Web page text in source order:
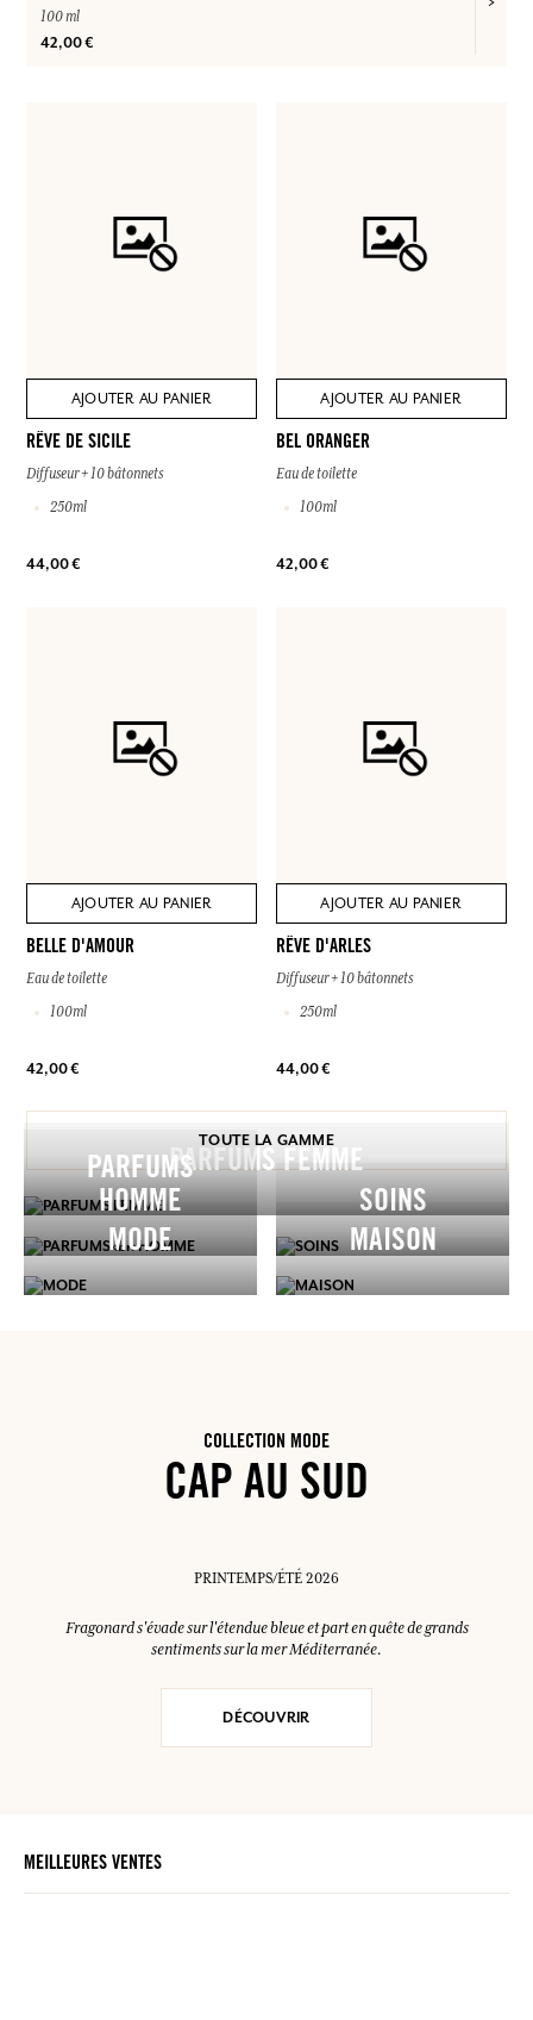
100 ml
42,00 €
AJOUTER AU PANIER
RÊVE DE SICILE
Diffuseur + 10 bâtonnets
250ml
44,00 €
AJOUTER AU PANIER
BEL ORANGER
Eau de toilette
100ml
42,00 €
AJOUTER AU PANIER
BELLE D'AMOUR
Eau de toilette
100ml
42,00 €
AJOUTER AU PANIER
RÊVE D'ARLES
Diffuseur + 10 bâtonnets
250ml
44,00 €
TOUTE LA GAMME
PARFUMS FEMME
PARFUMS
HOMME
SOINS
MODE
MAISON
COLLECTION MODE
CAP AU SUD
PRINTEMPS/ÉTÉ 2026
Fragonard s'évade sur l'étendue bleue et part en quête de grands
sentiments sur la mer Méditerranée.
DÉCOUVRIR
MEILLEURES VENTES